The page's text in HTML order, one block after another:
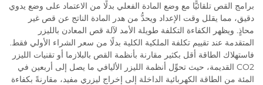
برامج القص تلقائيًّا مع وضع المادة الفعلي بدلًا من الاعتماد على وضع يدوي
دقيق، مما يقلل وقت الإعداد ويحدُّ من هدر المادة الناتج عن قص غير
محاذٍ. ويظهر الكفاءة التكلفة طويلة الأمد لآلة قص المعادن بالليزر
المتقدمة عند تقييم تكلفة الملكية الكلية بدلًا من سعر الشراء الأولي فقط.
فاستهلاك الطاقة أقل بكثير مقارنة بأنظمة القص بالبلازما أو تقنيات الليزر
CO2 القديمة، حيث تحوِّل أنظمة الليزر الأليافي ما يصل إلى أربعين في
المئة من الطاقة الكهربائية الداخلة إلى إخراج ليزري مفيد، مقارنةً بكفاءة